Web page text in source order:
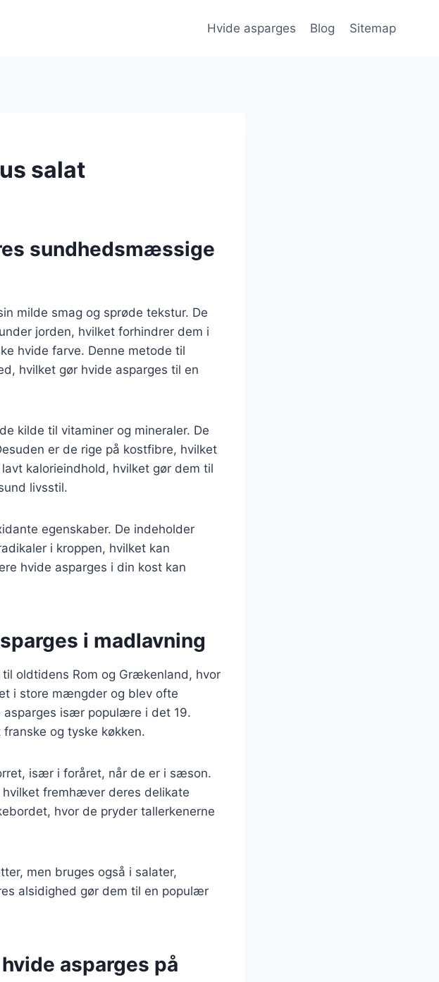
Hvide asparges Blog Sitemap
salat
sundhedsmæssige
milde smag og sprøde tekstur. De
jorden, hvilket forhindrer dem i
hvide farve. Denne metode til
hvilket gør hvide asparges til en
kilde til vitaminer og mineraler. De
er de rige på kostfibre, hvilket
kalorieindhold, hvilket gør dem til
livsstil.
egenskaber. De indeholder
i kroppen, hvilket kan
hvide asparges i din kost kan
i madlavning
oldtidens Rom og Grækenland, hvor
i store mængder og blev ofte
asparges især populære i det 19.
og tyske køkken.
især i foråret, når de er i sæson.
fremhæver deres delikate
hvor de pryder tallerkenerne
men bruges også i salater,
alsidighed gør dem til en populær
asparges på